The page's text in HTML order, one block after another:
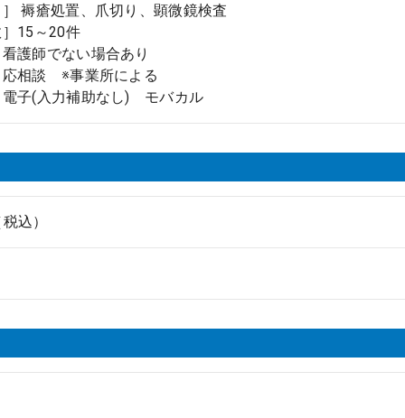
褥瘡処置、爪切り、顕微鏡検査
15～20件
護師でない場合あり
応相談 ※事業所による
電子(入力補助なし) モバカル
込）